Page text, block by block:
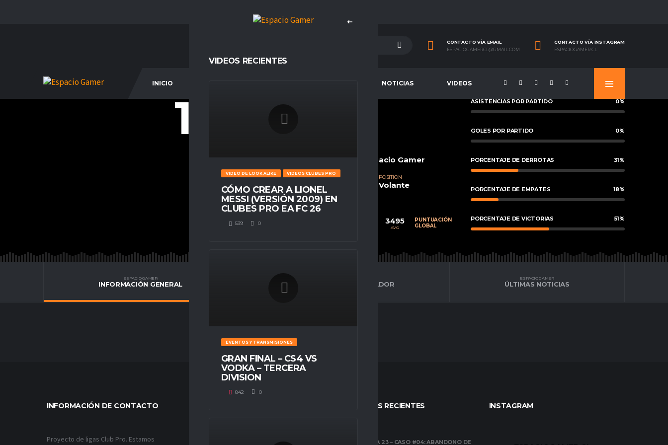
CONTACTO VÍA EMAIL
ESPACIOGAMERCL@GMAIL.COM
CONTACTO VÍA INSTAGRAM
ESPACIOGAMER.CL
INICIO NOTICIAS VIDEOS
VIDEOS RECIENTES
VIDEO DE LOOK ALIKE VIDEOS CLUBES PRO
CÓMO CREAR A LIONEL
MESSI (VERSIÓN 2009) EN
CLUBES PRO EA FC 26
539 0
EVENTOS Y TRANSMISIONES
GRAN FINAL – CS4 VS
VODKA – TERCERA
DIVISION
842 0
14 JVVIER__X__X
Ascension, Espacio Gamer
SEASONS
Temporada 23
NATIONALITY POSITION
Volante
73 3495
AVG
PUNTUACIÓN
GLOBAL
ASISTENCIAS POR PARTIDO 0%
GOLES POR PARTIDO 0%
PORCENTAJE DE DERROTAS 31%
PORCENTAJE DE EMPATES 18%
PORCENTAJE DE VICTORIAS 51%
ESPACIO GAMER
INFORMACIÓN GENERAL ESTADÍSTICAS DEL JUGADOR
ESPACIO GAMER
ÚLTIMAS NOTICIAS
INFORMACIÓN DE CONTACTO
Proyecto de ligas Club Pro. Estamos
ENTRADAS RECIENTES
TEMPORADA 23 – CASO #04: ABANDONO DE
INSTAGRAM